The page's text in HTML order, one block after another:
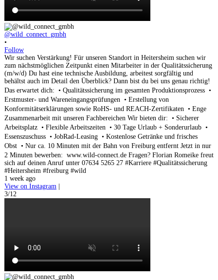
@wild_connect_gmbh
•
Follow
Wir suchen Verstärkung! Für unseren Standort in Heitersheim suchen wir
zum nächstmöglichen Zeitpunkt einen Mitarbeiter in der Qualitätssicherung
(m/w/d) Du hast eine technische Ausbildung, arbeitest sorgfältig und
behältst auch im Detail den Überblick? Dann bist du bei uns genau richtig!
Das erwartet dich: • Qualitätssicherung im gesamten Produktionsprozess •
Erstmuster- und Wareneingangsprüfungen • Erstellung von
Konformitätserklärungen sowie RoHS- und REACH-Zertifikaten • Enge
Zusammenarbeit mit unseren Fachbereichen Wir bieten dir: • Sicherer
Arbeitsplatz • Flexible Arbeitszeiten • 30 Tage Urlaub + Sonderurlaub •
Essenszuschuss • JobRad-Leasing • Kostenlose Getränke und frisches
Obst • Nur ca. 10 Minuten mit der Bahn von Freiburg entfernt Jetzt in nur
2 Minuten bewerben: www.wild-connect.de Fragen? Florian Romeike freut
sich auf deinen Anruf unter 07634 5265 27 #Karriere #Qualitätssicherung
#Heitersheim #freiburg #wild
1 week ago
View on Instagram |
3/12